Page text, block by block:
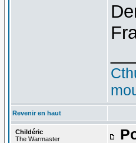
Revenir en haut
Childéric
The Warmaster